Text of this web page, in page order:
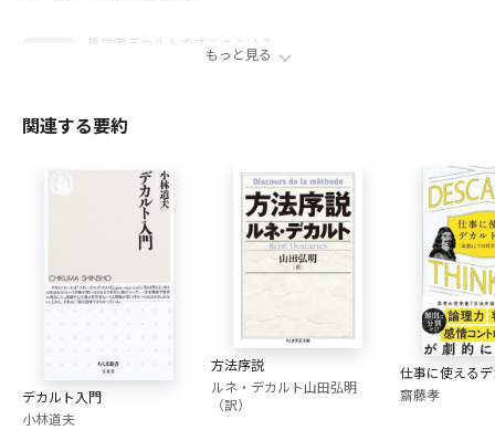
哲学者デカルトのすごさとは？
03:57 デカルトの哲学とは？
近内悠太
1985年神奈川県生まれ。教育者。哲学研究者。慶應義塾大学
理工学部数理科学科卒業、日本大学大学院文学研究科修士課
程修了。専門はウィトゲンシュタイン哲学。主な著書に『世
界は贈与でできている：資本主義の「すきま」を埋める倫理
学』（NewsPicksパブリッシング、2020）がある。
もっと見る
関連する要約
デカルト入門
小林道夫
方法序説
ルネ・デカルト山田弘明
（訳）
仕事に使える
齋藤孝